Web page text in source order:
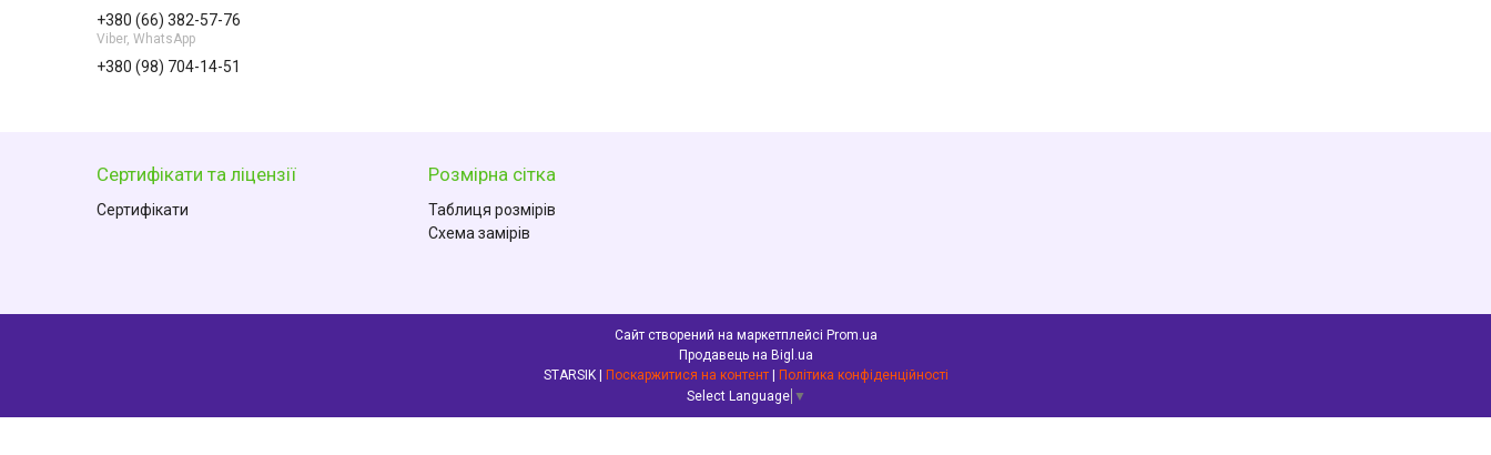
+380 (66) 382-57-76
Viber, WhatsApp
+380 (98) 704-14-51
Сертифікати та ліцензії
Сертифікати
Розмірна сітка
Таблиця розмірів
Схема замірів
Сайт створений на маркетплейсі Prom.ua
Продавець на Bigl.ua
Поскаржитися на контент
Політика конфіденційності
Select Language ▼